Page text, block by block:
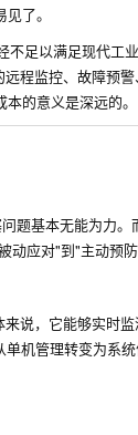
了。
不足以满足现代
程监控、故障预
的意义是深远的。
题基本无能为力
应对"到"主动预防
说，它能够实时
机管理转变为系